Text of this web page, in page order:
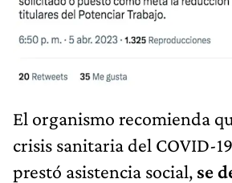
El organismo recomienda
crisis sanitaria del COVID-
prestó asistencia social, se